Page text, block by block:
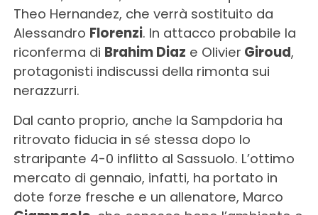
Theo Hernandez, che verrà sostituito da
Alessandro Florenzi. In attacco probabile la
riconferma di Brahim Diaz e Olivier Giroud,
protagonisti indiscussi della rimonta sui
nerazzurri.
Dal canto proprio, anche la Sampdoria ha
ritrovato fiducia in sé stessa dopo lo
straripante 4-0 inflitto al Sassuolo. L’ottimo
mercato di gennaio, infatti, ha portato in
dote forze fresche e un allenatore, Marco